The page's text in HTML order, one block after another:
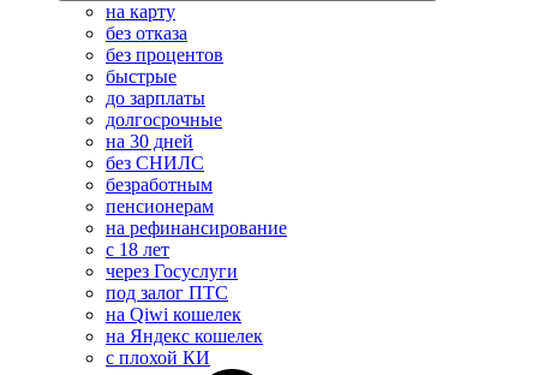
на карту
без отказа
без процентов
быстрые
до зарплаты
долгосрочные
на 30 дней
без СНИЛС
безработным
пенсионерам
на рефинансирование
с 18 лет
через Госуслуги
под залог ПТС
на Qiwi кошелек
на Яндекс кошелек
с плохой КИ